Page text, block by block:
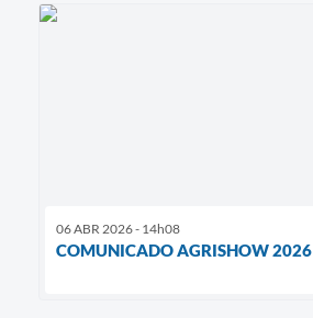
06 ABR 2026 - 14h08
COMUNICADO AGRISHOW 2026